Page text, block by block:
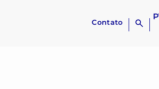
Contato